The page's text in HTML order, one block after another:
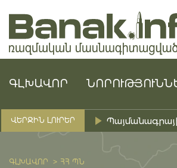
ԳԼԽԱՎՈՐ
ՎԵՐՋԻՆ ԼՈՒՐԵՐ
ԳԼԽԱՎՈՐ ՀՀ ՊՆ